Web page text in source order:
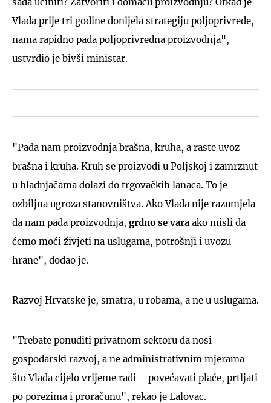
Vlada prije tri godine donijela strategiju poljoprivrede,
nama rapidno pada poljoprivredna proizvodnja",
ustvrdio je bivši ministar.
"Pada nam proizvodnja brašna, kruha, a raste uvoz
brašna i kruha. Kruh se proizvodi u Poljskoj i zamrznut
u hladnjačama dolazi do trgovačkih lanaca. To je
ozbiljna ugroza stanovništva. Ako Vlada nije razumjela
da nam pada proizvodnja, grdno se vara ako misli da
ćemo moći živjeti na uslugama, potrošnji i uvozu
hrane", dodao je.
Razvoj Hrvatske je, smatra, u robama, a ne u uslugama.
"Trebate ponuditi privatnom sektoru da nosi
gospodarski razvoj, a ne administrativnim mjerama –
što Vlada cijelo vrijeme radi – povećavati plaće, prtljati
po porezima i proračunu", rekao je Lalovac.